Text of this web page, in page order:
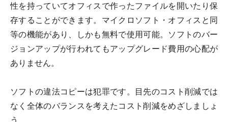
性を持っていてオフィスで作ったファイルを開いたり保
存することができます。マイクロソフト・オフィスと同
等の機能があり、しかも無料で使用可能。ソフトのバー
ジョンアップが行われてもアップグレード費用の心配が
ありません。
ソフトの違法コピーは犯罪です。目先のコスト削減では
なく全体のバランスを考えたコスト削減をめざしましょ